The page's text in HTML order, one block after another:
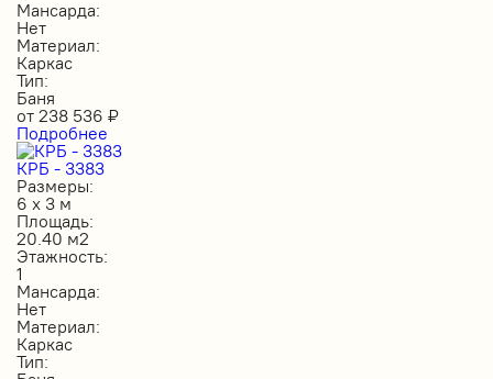
Мансарда:
Нет
Материал:
Каркас
Тип:
Баня
от 238 536 ₽
Подробнее
КРБ - 3383
Размеры:
6 х 3 м
Площадь:
20.40 м2
Этажность:
1
Мансарда:
Нет
Материал:
Каркас
Тип: